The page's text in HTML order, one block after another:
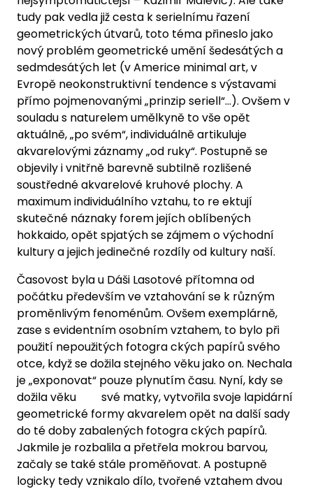
tudy pak vedla již cesta k serielnímu řazení
geometrických útvarů, toto téma přineslo jako
nový problém geometrické umění šedesátých a
sedmdesátých let (v Americe minimal art, v
Evropě neokonstruktivní tendence s výstavami
přímo pojmenovanými „prinzip seriell“…). Ovšem v
souladu s naturelem umělkyně to vše opět
aktuálně, „po svém“, individuálně artikuluje
akvarelovými záznamy „od ruky“. Postupně se
objevily i vnitřně barevně subtilně rozlišené
soustředné akvarelové kruhové plochy. A
maximum individuálního vztahu, to re ektují
skutečné náznaky forem jejích oblíbených
hokkaido, opět spjatých se zájmem o východní
kultury a jejich jedinečné rozdíly od kultury naší.
Časovost byla u Dáši Lasotové přítomna od
počátku především ve vztahování se k různým
proměnlivým fenoménům. Ovšem exemplárně,
zase s evidentním osobním vztahem, to bylo při
použití nepoužitých fotogra ckých papírů svého
otce, když se dožila stejného věku jako on. Nechala
je „exponovat“ pouze plynutím času. Nyní, kdy se
dožila věku své matky, vytvořila svoje lapidární
geometrické formy akvarelem opět na další sady
do té doby zabalených fotogra ckých papírů.
Jakmile je rozbalila a přetřela mokrou barvou,
začaly se také stále proměňovat. A postupně
logicky tedy vznikalo dílo, tvořené vztahem dvou